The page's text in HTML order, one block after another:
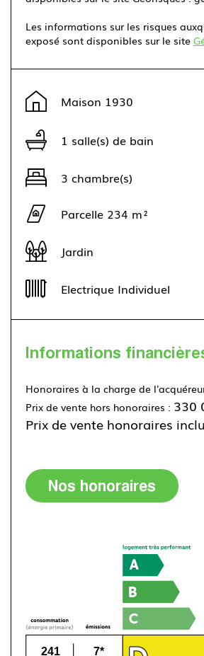
Les informations sur les risques
exposé sont disponibles sur le site
+
−
Maison 1930
1 salle(s) de bain
3 chambre(s)
Parcelle 234 m²
Jardin
Electrique Individuel
Informations
Honoraires à la charge de
Prix de vente hors honoraires : 330
Prix de vente honoraires
Nos honoraires
241 7*